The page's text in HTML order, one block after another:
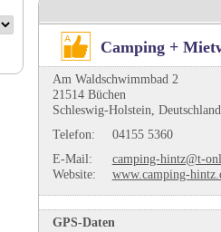
Camping +
Am Waldschwimmbad 2
21514 Büchen
Schleswig-Holstein, Deutschland
Telefon:
04155 5360
E-Mail:
camping-hintz@t-
Website:
www.camping-
GPS-Daten